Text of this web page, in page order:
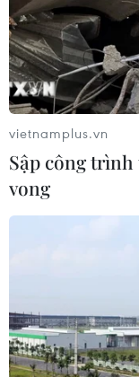
05/06/2026 08:43
Ngày 6-7/6, từ
phía Đông các
nắng nóng gay
gay gắt khu vực
vietnamplus.vn
Sập công
vong